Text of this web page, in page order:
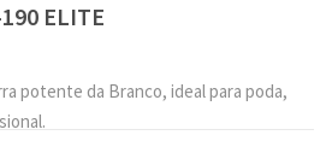
ELITE
potente da Branco, ideal para poda,